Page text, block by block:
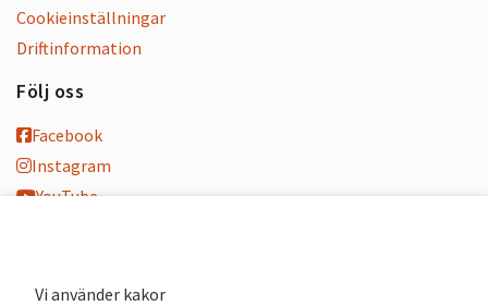
Cookieinställningar
Driftinformation
Följ oss
Facebook
Instagram
YouTube
Nyhetsbrev
Vi använder kakor